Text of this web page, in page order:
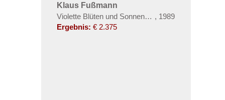
Klaus Fußmann
Violette Blüten und Sonnenblume
, 1989
Ergebnis: € 2.375